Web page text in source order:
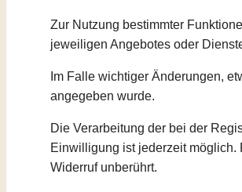
Zur Nutzung bestimmter
jeweiligen Angebotes oder
Im Falle wichtiger Änderungen,
angegeben wurde.
Die Verarbeitung der bei der
Einwilligung ist jederzeit möglich.
Widerruf unberührt.